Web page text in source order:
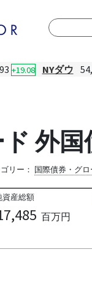
+19.08 NYダウ
外
リー： 国際債券・グ
資産総額
百万円